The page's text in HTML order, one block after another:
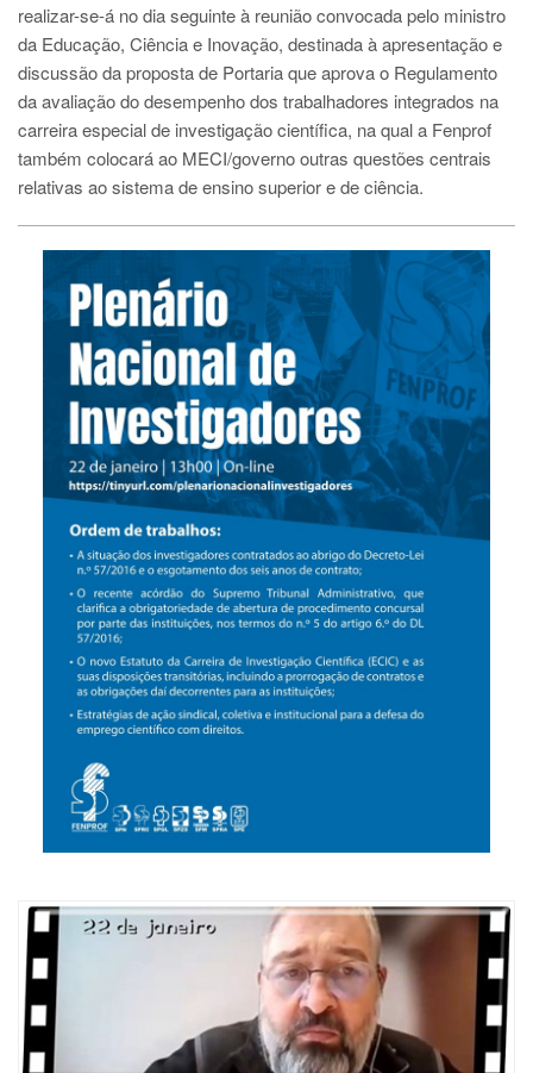
realizar-se-á no dia seguinte à reunião convocada pelo ministro
da Educação, Ciência e Inovação, destinada à apresentação e
discussão da proposta de Portaria que aprova o Regulamento
da avaliação do desempenho dos trabalhadores integrados na
carreira especial de investigação científica, na qual a Fenprof
também colocará ao MECI/governo outras questões centrais
relativas ao sistema de ensino superior e de ciência.